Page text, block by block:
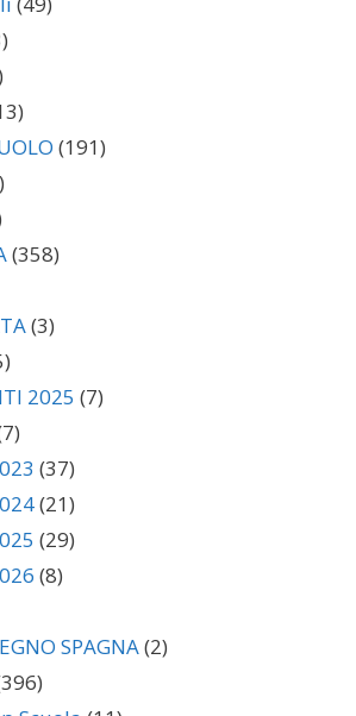
(191)
(358)
(3)
2025 (7)
(37)
(21)
(29)
(8)
SPAGNA(2)